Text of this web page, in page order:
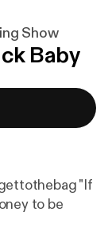
Show
Baby
"If
to be